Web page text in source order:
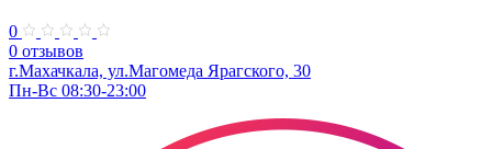
0
0 отзывов
г.Махачкала, ​ул.Магомеда Ярагского, 30
Пн-Вс 08:30-23:00